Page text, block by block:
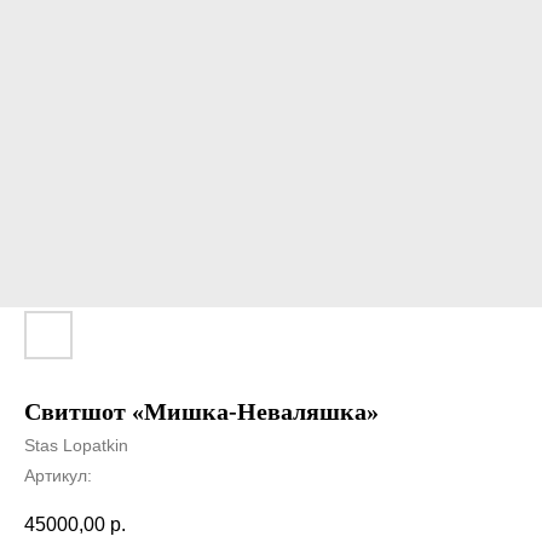
Свитшот «Мишка-Неваляшка»
Stas Lopatkin
Артикул:
45000,00 р.